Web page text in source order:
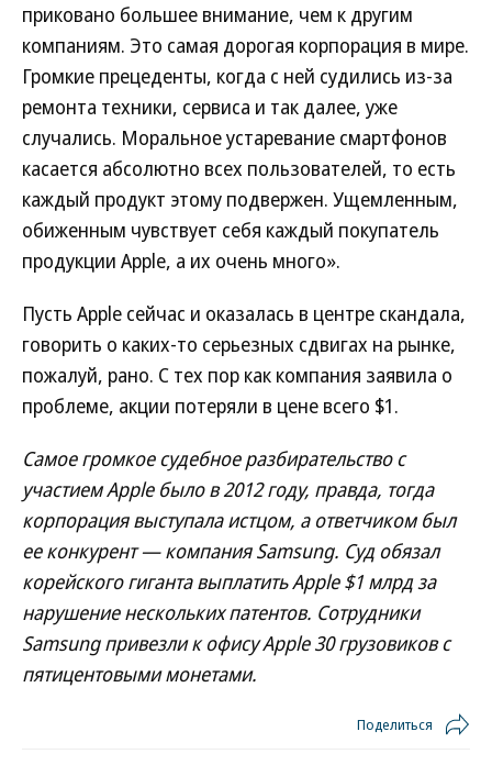
приковано большее внимание, чем к другим
компаниям. Это самая дорогая корпорация в мире.
Громкие прецеденты, когда с ней судились из-за
ремонта техники, сервиса и так далее, уже
случались. Моральное устаревание смартфонов
касается абсолютно всех пользователей, то есть
каждый продукт этому подвержен. Ущемленным,
обиженным чувствует себя каждый покупатель
продукции Apple, а их очень много».
Пусть Apple сейчас и оказалась в центре скандала,
говорить о каких-то серьезных сдвигах на рынке,
пожалуй, рано. С тех пор как компания заявила о
проблеме, акции потеряли в цене всего $1.
Самое громкое судебное разбирательство с
участием Apple было в 2012 году, правда, тогда
корпорация выступала истцом, а ответчиком был
ее конкурент — компания Samsung. Суд обязал
корейского гиганта выплатить Apple $1 млрд за
нарушение нескольких патентов. Сотрудники
Samsung привезли к офису Apple 30 грузовиков с
пятицентовыми монетами.
Поделиться